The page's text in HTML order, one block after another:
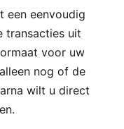
een eenvoudig
transacties uit
voor uw
nog of de
wilt u direct